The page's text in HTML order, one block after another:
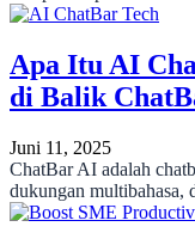
Apa Itu AI
di Balik
Juni 11, 2025
ChatBar AI adalah
dukungan